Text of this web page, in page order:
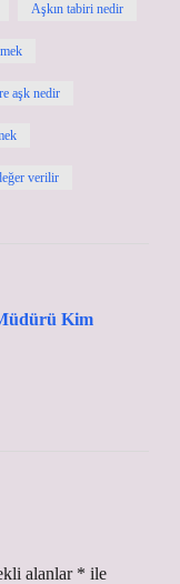
Aşkın tabiri nedir
aşk nedir
verilir
Kim
alanlar * ile